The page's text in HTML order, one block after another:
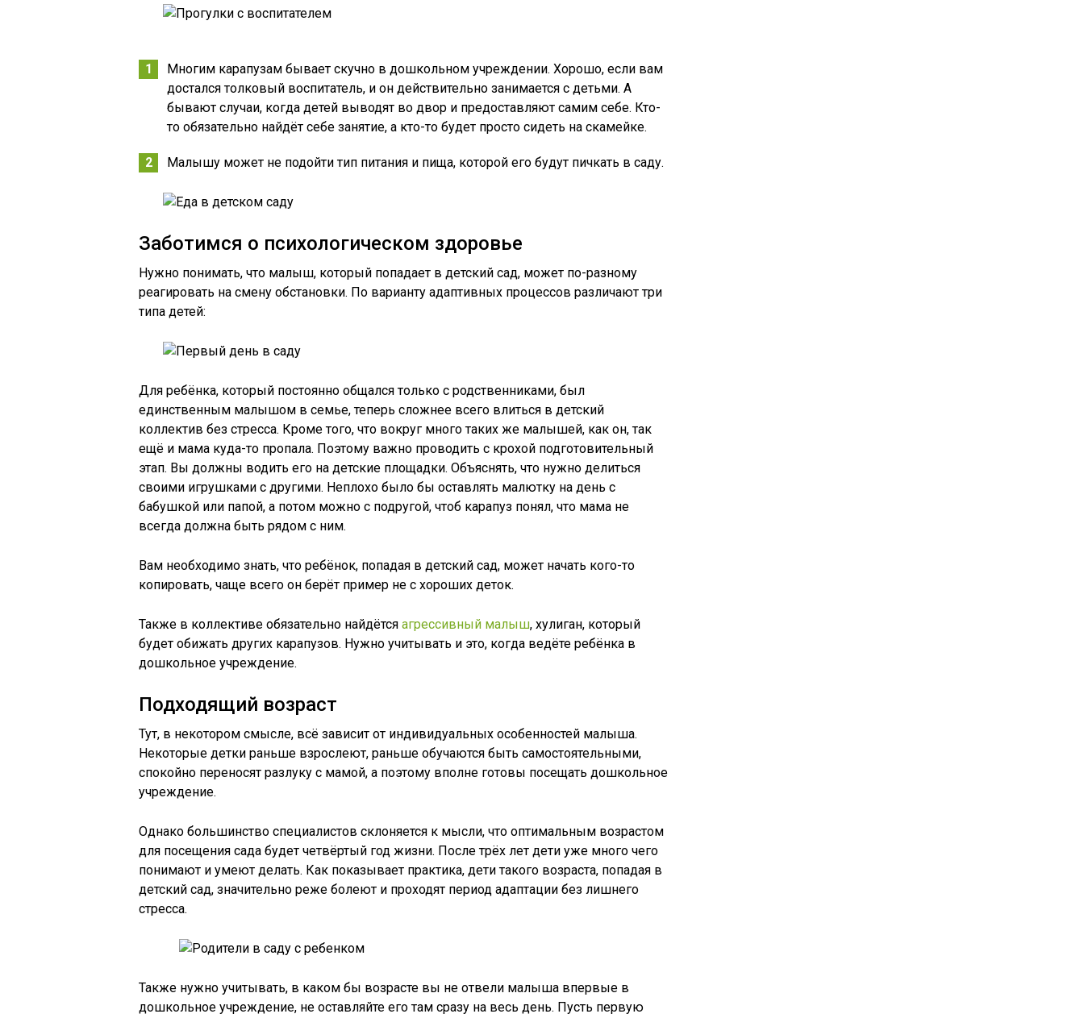
Многим карапузам бывает скучно в дошкольном учреждении. Хорошо, если вам
достался толковый воспитатель, и он действительно занимается с детьми. А
бывают случаи, когда детей выводят во двор и предоставляют самим себе. Кто-
то обязательно найдёт себе занятие, а кто-то будет просто сидеть на скамейке.
Малышу может не подойти тип питания и пища, которой его будут пичкать в саду.
Заботимся о психологическом здоровье
Нужно понимать, что малыш, который попадает в детский сад, может по-разному
реагировать на смену обстановки. По варианту адаптивных процессов различают три
типа детей:
Для ребёнка, который постоянно общался только с родственниками, был
единственным малышом в семье, теперь сложнее всего влиться в детский
коллектив без стресса. Кроме того, что вокруг много таких же малышей, как он, так
ещё и мама куда-то пропала. Поэтому важно проводить с крохой подготовительный
этап. Вы должны водить его на детские площадки. Объяснять, что нужно делиться
своими игрушками с другими. Неплохо было бы оставлять малютку на день с
бабушкой или папой, а потом можно с подругой, чтоб карапуз понял, что мама не
всегда должна быть рядом с ним.
Вам необходимо знать, что ребёнок, попадая в детский сад, может начать кого-то
копировать, чаще всего он берёт пример не с хороших деток.
Также в коллективе обязательно найдётся агрессивный малыш, хулиган, который
будет обижать других карапузов. Нужно учитывать и это, когда ведёте ребёнка в
дошкольное учреждение.
Подходящий возраст
Тут, в некотором смысле, всё зависит от индивидуальных особенностей малыша.
Некоторые детки раньше взрослеют, раньше обучаются быть самостоятельными,
спокойно переносят разлуку с мамой, а поэтому вполне готовы посещать дошкольное
учреждение.
Однако большинство специалистов склоняется к мысли, что оптимальным возрастом
для посещения сада будет четвёртый год жизни. После трёх лет дети уже много чего
понимают и умеют делать. Как показывает практика, дети такого возраста, попадая в
детский сад, значительно реже болеют и проходят период адаптации без лишнего
стресса.
Также нужно учитывать, в каком бы возрасте вы не отвели малыша впервые в
дошкольное учреждение, не оставляйте его там сразу на весь день. Пусть первую